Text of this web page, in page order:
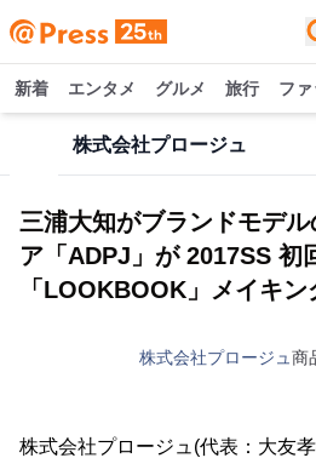
新着 エンタメ グルメ 旅行 フ
株式会社プロージュ
三浦大知がブランドモデ
ア「ADPJ」が 2017SS 初
「LOOKBOOK」メイキ
株式会社プロージュ 商
株式会社プロージュ(代表：大友